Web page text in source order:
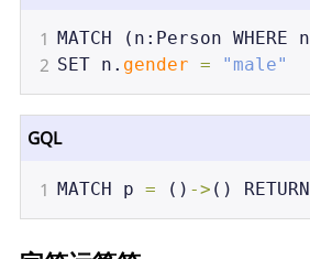
1 MATCH ( n : Person WHERE n
2 SET n . gender = "male"
GQL
1 MATCH p = () -> () RETURN